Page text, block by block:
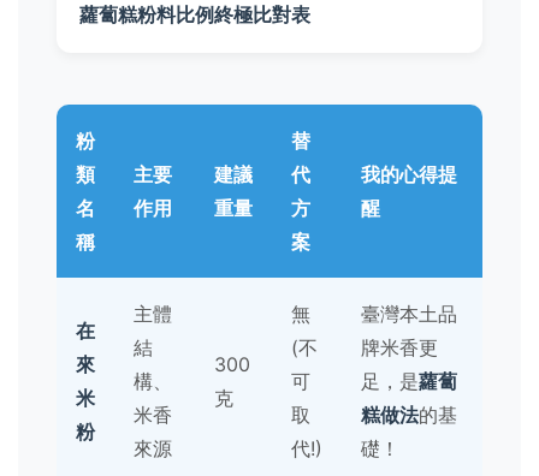
蘿蔔糕粉料比例終極比對表
粉
類
名
稱
主要
作用
建議
重量
替
代
方
案
我的心得提
醒
在
來
米
粉
主體
結
構、
米香
來源
300
克
無
(不
可
取
代!)
臺灣本土品
牌米香更
足，是蘿蔔
糕做法的基
礎！